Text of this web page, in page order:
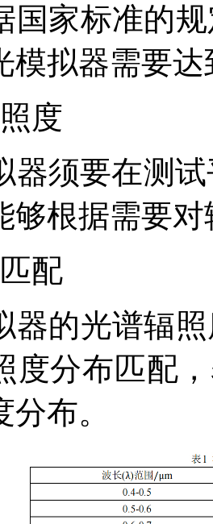
国家标准的
模拟器需要
度
器须要在测
够根据需要
配
器的光谱辐
度分布匹配
布。